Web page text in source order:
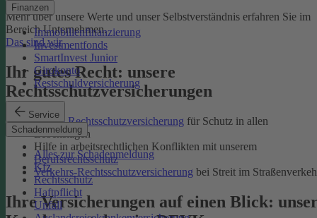
Finanzen
Immobilienfinanzierung
Investmentfonds
SmartInvest Junior
Girokonto
Restschuldversicherung
Service
Schadenmeldung
Alles zur Schadenmeldung
Kfz
Rechtsschutz
Haftpflicht
Unfall
Mehr über unsere Werte und unser Selbstverständnis erfahren Sie im
Bereich Unternehmen.
Das sind wir
Ihr gutes Recht: unsere
Rechtsschutzversicherungen
Private Rechtsschutzversicherung für Schutz in allen
Lebenslagen
Hilfe in arbeitsrechtlichen Konflikten mit unserem
Berufsrechtsschutz
Verkehrs-Rechtsschutzversicherung bei Streit im
Ihre Versicherungen auf einen Blick: